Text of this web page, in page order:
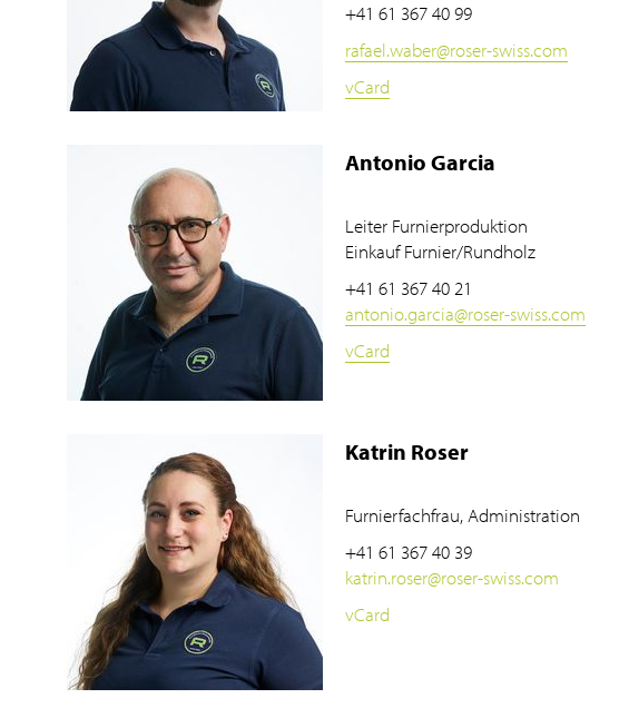
+41 61 367 40 99
rafael.waber@roser-swiss.com
vCard
Antonio Garcia
Leiter Furnierproduktion
Einkauf Furnier/Rundholz
+41 61 367 40 21
antonio.garcia@roser-swiss.com
vCard
Katrin Roser
Furnierfachfrau, Administration
+41 61 367 40 39
katrin.roser@roser-swiss.com
vCard